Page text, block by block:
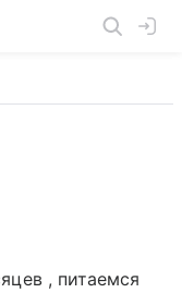
, питаемся